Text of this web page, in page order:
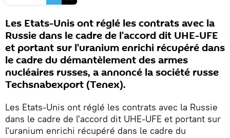
Les Etats-Unis ont réglé les contrats avec la
Russie dans le cadre de l'accord dit UHE-UFE
et portant sur l'uranium enrichi récupéré dans
le cadre du démantèlement des armes
nucléaires russes, a annoncé la société russe
Techsnabexport (Tenex).
Les Etats-Unis ont réglé les contrats avec la Russie
dans le cadre de l'accord dit UHE-UFE et portant sur
l'uranium enrichi récupéré dans le cadre du